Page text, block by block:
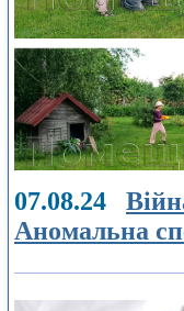
07.08.24
Аномальна